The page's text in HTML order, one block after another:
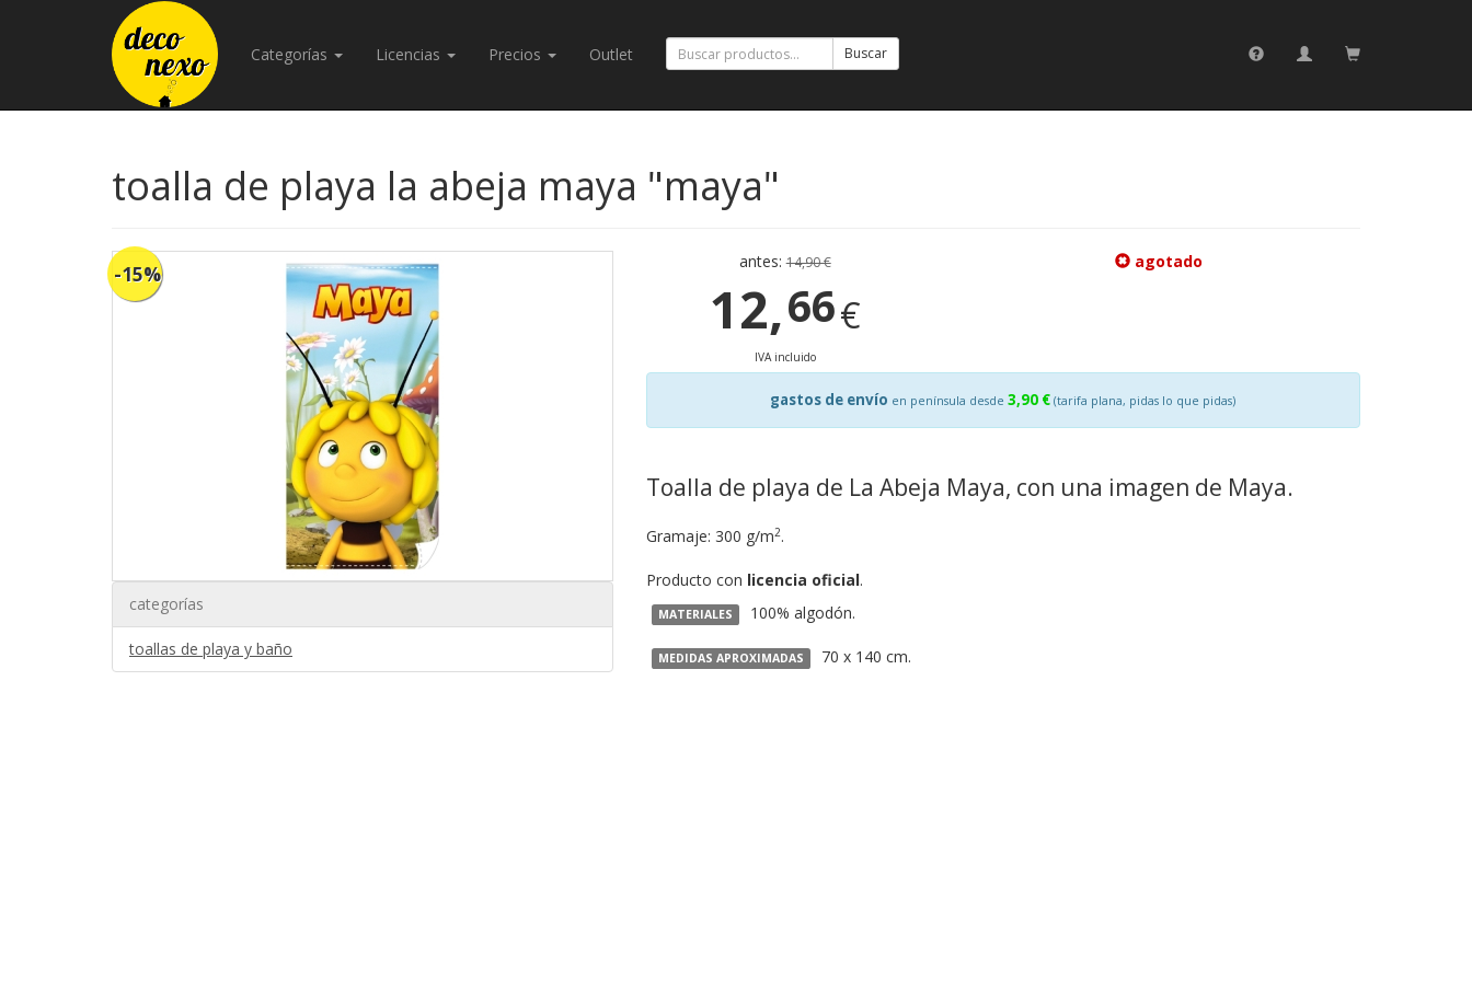
Categorías Licencias Precios Outlet Buscar
toalla de playa la abeja maya "maya"
-15%
categorías
toallas de playa y baño
antes:14,90 €
12,66€
IVA incluido
agotado
gastos de envío en península desde 3,90 € (tarifa plana, pidas lo que pidas)
Toalla de playa de La Abeja Maya, con una imagen de Maya.
Gramaje: 300 g/m2.
Producto con licencia oficial.
MATERIALES 100% algodón.
MEDIDAS APROXIMADAS 70 x 140 cm.